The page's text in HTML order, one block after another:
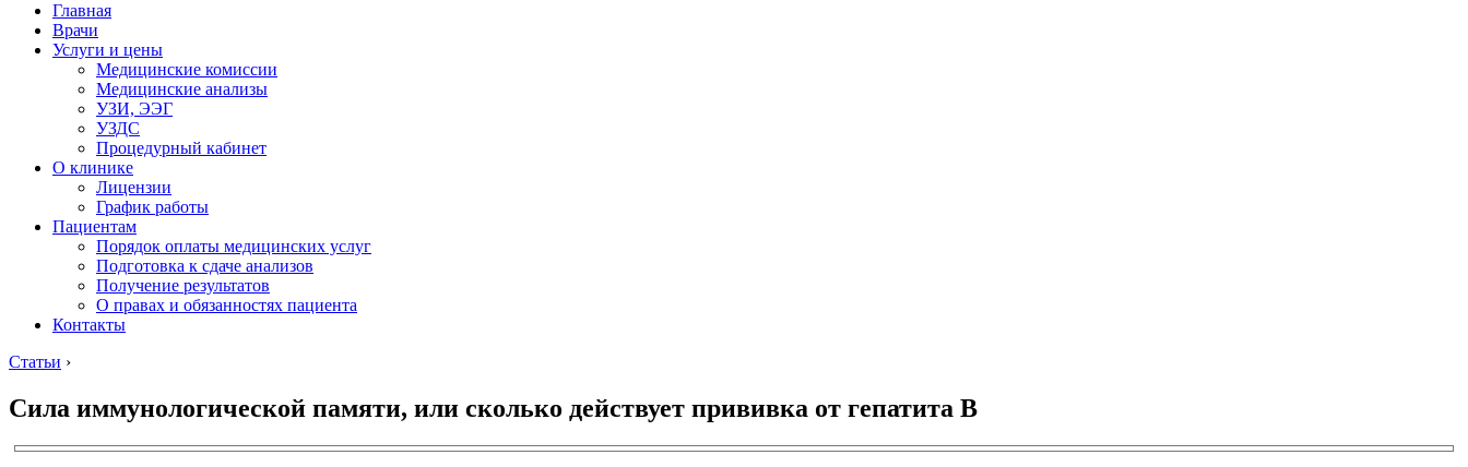
Главная
Врачи
Услуги и цены
Медицинские комиссии
Медицинские анализы
УЗИ, ЭЭГ
УЗДС
Процедурный кабинет
О клинике
Лицензии
График работы
Пациентам
Порядок оплаты медицинских услуг
Подготовка к сдаче анализов
Получение результатов
О правах и обязанностях пациента
Контакты
Статьи ›
Сила иммунологической памяти, или сколько действует прививка от гепатита B